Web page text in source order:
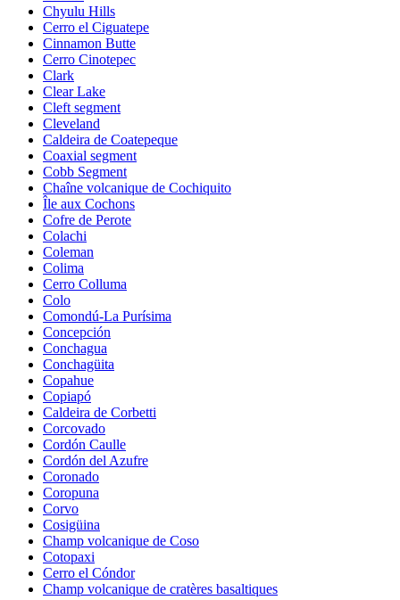
Chyulu Hills
Cerro el Ciguatepe
Cinnamon Butte
Cerro Cinotepec
Clark
Clear Lake
Cleft segment
Cleveland
Caldeira de Coatepeque
Coaxial segment
Cobb Segment
Chaîne volcanique de Cochiquito
Île aux Cochons
Cofre de Perote
Colachi
Coleman
Colima
Cerro Colluma
Colo
Comondú-La Purísima
Concepción
Conchagua
Conchagüita
Copahue
Copiapó
Caldeira de Corbetti
Corcovado
Cordón Caulle
Cordón del Azufre
Coronado
Coropuna
Corvo
Cosigüina
Champ volcanique de Coso
Cotopaxi
Cerro el Cóndor
Champ volcanique de cratères basaltiques